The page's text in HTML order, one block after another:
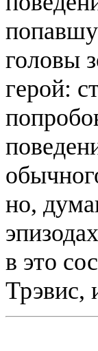
головы
герой:
но,
в это
Трэвис,